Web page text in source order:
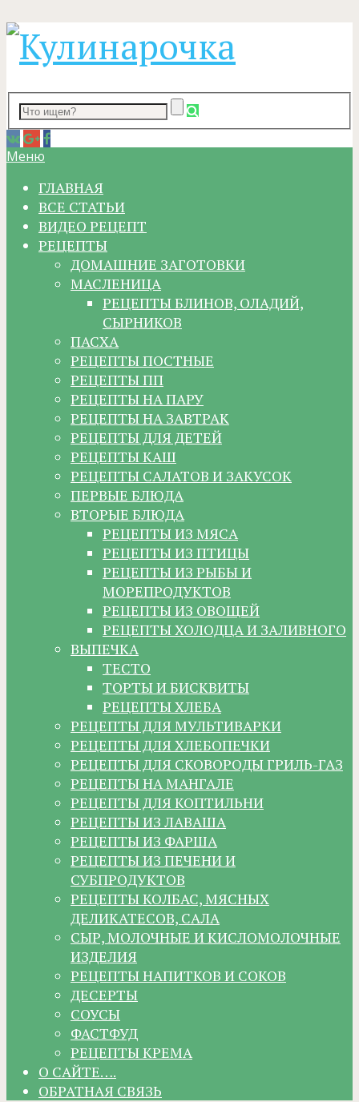
Меню
ГЛАВНАЯ
ВСЕ СТАТЬИ
ВИДЕО РЕЦЕПТ
РЕЦЕПТЫ
ДОМАШНИЕ ЗАГОТОВКИ
МАСЛЕНИЦА
РЕЦЕПТЫ БЛИНОВ, ОЛАДИЙ,
СЫРНИКОВ
ПАСХА
РЕЦЕПТЫ ПОСТНЫЕ
РЕЦЕПТЫ ПП
РЕЦЕПТЫ НА ПАРУ
РЕЦЕПТЫ НА ЗАВТРАК
РЕЦЕПТЫ ДЛЯ ДЕТЕЙ
РЕЦЕПТЫ КАШ
РЕЦЕПТЫ САЛАТОВ И ЗАКУСОК
ПЕРВЫЕ БЛЮДА
ВТОРЫЕ БЛЮДА
РЕЦЕПТЫ ИЗ МЯСА
РЕЦЕПТЫ ИЗ ПТИЦЫ
РЕЦЕПТЫ ИЗ РЫБЫ И
МОРЕПРОДУКТОВ
РЕЦЕПТЫ ИЗ ОВОЩЕЙ
РЕЦЕПТЫ ХОЛОДЦА И ЗАЛИВНОГО
ВЫПЕЧКА
ТЕСТО
ТОРТЫ И БИСКВИТЫ
РЕЦЕПТЫ ХЛЕБА
РЕЦЕПТЫ ДЛЯ МУЛЬТИВАРКИ
РЕЦЕПТЫ ДЛЯ ХЛЕБОПЕЧКИ
РЕЦЕПТЫ ДЛЯ СКОВОРОДЫ ГРИЛЬ-ГАЗ
РЕЦЕПТЫ НА МАНГАЛЕ
РЕЦЕПТЫ ДЛЯ КОПТИЛЬНИ
РЕЦЕПТЫ ИЗ ЛАВАША
РЕЦЕПТЫ ИЗ ФАРША
РЕЦЕПТЫ ИЗ ПЕЧЕНИ И
СУБПРОДУКТОВ
РЕЦЕПТЫ КОЛБАС, МЯСНЫХ
ДЕЛИКАТЕСОВ, САЛА
СЫР, МОЛОЧНЫЕ И КИСЛОМОЛОЧНЫЕ
ИЗДЕЛИЯ
РЕЦЕПТЫ НАПИТКОВ И СОКОВ
ДЕСЕРТЫ
СОУСЫ
ФАСТФУД
РЕЦЕПТЫ КРЕМА
О САЙТЕ….
ОБРАТНАЯ СВЯЗЬ